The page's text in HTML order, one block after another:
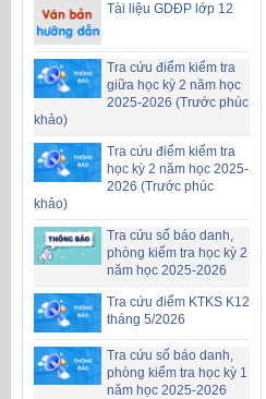
Tài liệu GDĐP lớp 12
Tra cứu điểm kiểm tra
giữa học kỳ 2 năm học
2025-2026 (Trước phúc
khảo)
Tra cứu điểm kiểm tra
học kỳ 2 năm học 2025-
2026 (Trước phúc
khảo)
Tra cứu số báo danh,
phòng kiểm tra học kỳ 2
năm học 2025-2026
Tra cứu điểm KTKS K12
tháng 5/2026
Tra cứu số báo danh,
phòng kiểm tra học kỳ 1
năm học 2025-2026